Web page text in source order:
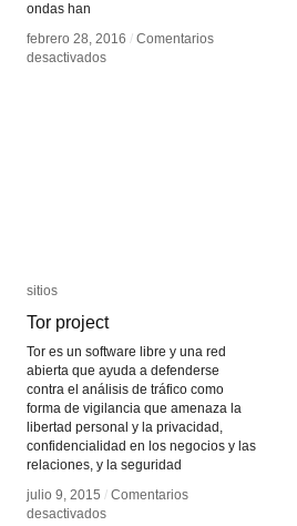
ondas han
febrero 28, 2016 / Comentarios
desactivadosen
febrero 28, 2016 / Comentarios
desactivadosen
sitios
Tor project
Tor es un software libre y una red
abierta que ayuda a defenderse
contra el análisis de tráfico como
forma de vigilancia que amenaza la
libertad personal y la privacidad,
confidencialidad en los negocios y las
relaciones, y la seguridad
julio 9, 2015 / Comentarios
desactivadosen
sitios
Tor project
julio 9, 2015 / Comentarios
desactivadosen